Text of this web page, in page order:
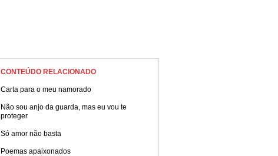
CONTEÚDO RELACIONADO
Carta para o meu namorado
Não sou anjo da guarda, mas eu vou te
proteger
Só amor não basta
Poemas apaixonados